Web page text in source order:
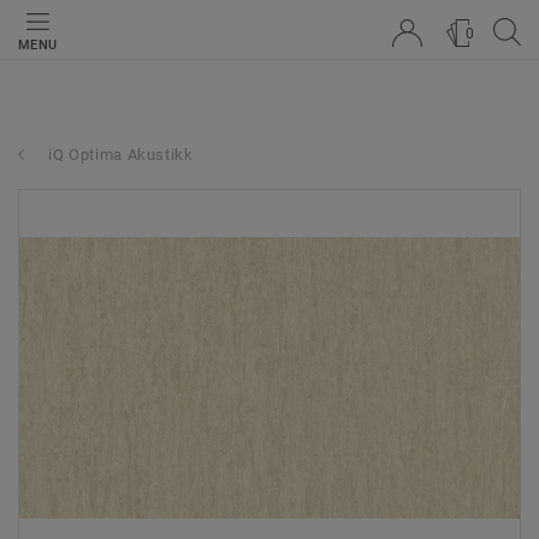
MENU
0
iQ Optima Akustikk